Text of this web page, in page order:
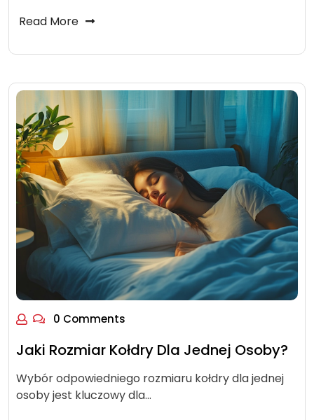
Read More
0 Comments
Jaki Rozmiar Kołdry Dla Jednej Osoby?
Wybór odpowiedniego rozmiaru kołdry dla jednej
osoby jest kluczowy dla…